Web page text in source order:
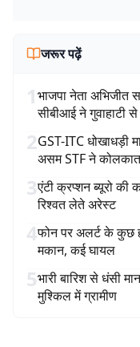
जरूर पढ़ें
1भाजपा नेता अभिजीत
सीबीआई ने गुवाहाटी
2GST-ITC धोखाधड़ी
असम STF ने
3एंटी क्रप्शन ब्यूरो की
रिश्वत लेते अरेस्ट
4फोन पर अलर्ट के कुछ
मकान, कई घायल
5भारी बारिश से धंसी
मुश्किल में ग्रामीण